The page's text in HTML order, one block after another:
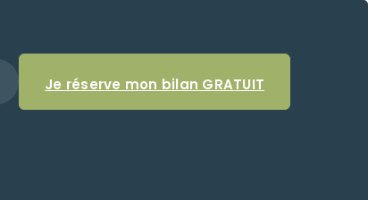
Je réserve mon bilan GRATUIT